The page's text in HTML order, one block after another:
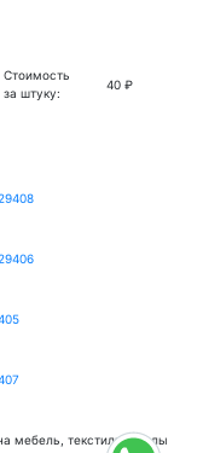
Стоимость
за штуку:
40 ₽
мебель, текстиль и полы